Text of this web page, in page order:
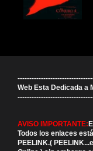
Web Esta Dedicada a
AVISO IMPORTANTE:
Todos los enlaces
PEELINK.(